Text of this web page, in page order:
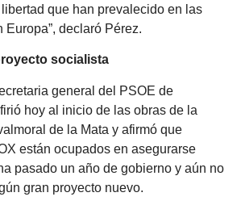
que han prevalecido en las
Europa”, declaró Pérez.
socialista
general del PSOE de
hoy al inicio de las obras de la
de la Mata y afirmó que
están ocupados en asegurarse
pasado un año de gobierno y aún no
gran proyecto nuevo.